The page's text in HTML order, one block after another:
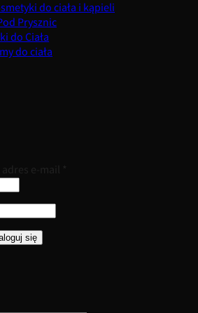
do ciała i kąpieli
Prysznic
do Ciała
do ciała
e-mail
się